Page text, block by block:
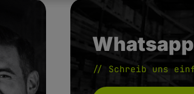
// Schreib uns